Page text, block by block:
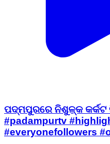
ପଦ୍ମପୁରରେ ନିଶୁଳ୍କ